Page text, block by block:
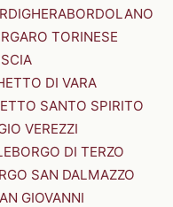
BORDOLANO
TORINESE
DI VARA
SANTO SPIRITO
VEREZZI
BORGO DI TERZO
SAN DALMAZZO
GIOVANNI